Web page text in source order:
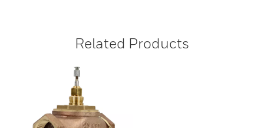
Related Products